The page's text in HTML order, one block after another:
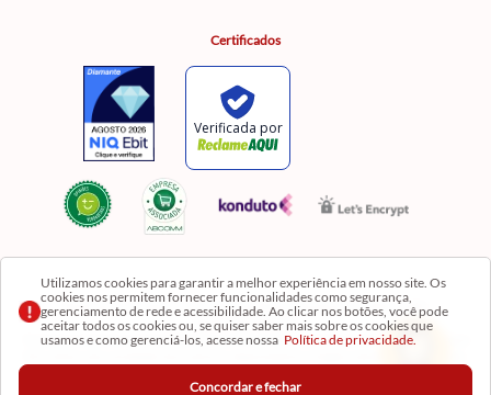
Utilizamos cookies para garantir a melhor experiência em nosso site. Os
cookies nos permitem fornecer funcionalidades como segurança,
gerenciamento de rede e acessibilidade. Ao clicar nos botões, você pode
aceitar todos os cookies ou, se quiser saber mais sobre os cookies que
usamos e como gerenciá-los, acesse nossa Política de privacidade.
Concordar e fechar
Certificados
Razão Social: Comercial Luzia Meire de Gêneros Alimentícios LTDA | CNPJ:
08.991.182/0001-11
Os preços, produtos e quantidades da Loja Virtual não se aplicam aos da Loja Física. Na Loja